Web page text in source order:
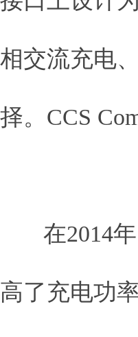
相交流充电
择。CCS
在2014年
高了充电功